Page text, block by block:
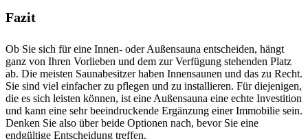
Fazit
Ob Sie sich für eine Innen- oder Außensauna entscheiden, hängt
ganz von Ihren Vorlieben und dem zur Verfügung stehenden Platz
ab. Die meisten Saunabesitzer haben Innensaunen und das zu Recht.
Sie sind viel einfacher zu pflegen und zu installieren. Für diejenigen,
die es sich leisten können, ist eine Außensauna eine echte Investition
und kann eine sehr beeindruckende Ergänzung einer Immobilie sein.
Denken Sie also über beide Optionen nach, bevor Sie eine
endgültige Entscheidung treffen.